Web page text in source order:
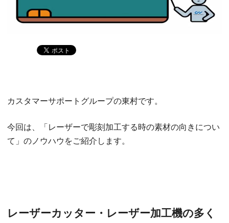
カスタマーサポートグループの東村です。
今回は、「レーザーで彫刻加工する時の素材の向きについ
て」のノウハウをご紹介します。
レーザーカッター・レーザー加工機の多く